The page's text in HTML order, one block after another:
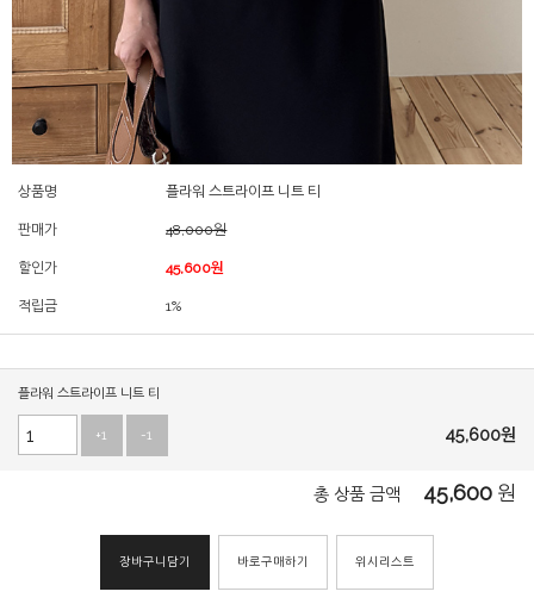
상품명 플라워 스트라이프 니트 티
판매가 48,000원
할인가 45,600원
적립금 1%
플라워 스트라이프 니트 티
+1 -1 45,600원
총 상품 금액 45,600 원
장바구니담기 바로구매하기 위시리스트